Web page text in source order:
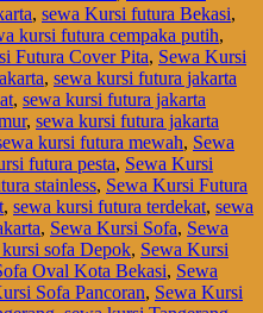
, sewa Kursi futura Bekasi,
kursi futura cempaka putih,
Futura Cover Pita, Sewa Kursi
, sewa kursi futura jakarta
, sewa kursi futura jakarta
, sewa kursi futura jakarta
kursi futura mewah, Sewa
futura pesta, Sewa Kursi
stainless, Sewa Kursi Futura
, sewa kursi futura terdekat, sewa
, Sewa Kursi Sofa, Sewa
kursi sofa Depok, Sewa Kursi
Oval Kota Bekasi, Sewa
Sofa Pancoran, Sewa Kursi